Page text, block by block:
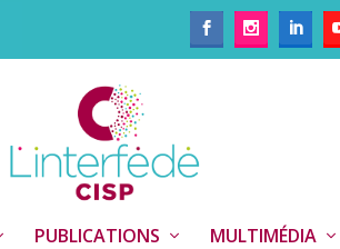
PUBLICATIONS MULTIMÉDIA